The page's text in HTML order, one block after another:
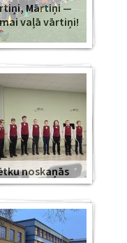
Mārtiņi —
vaļā vārtiņi!
noskaņās